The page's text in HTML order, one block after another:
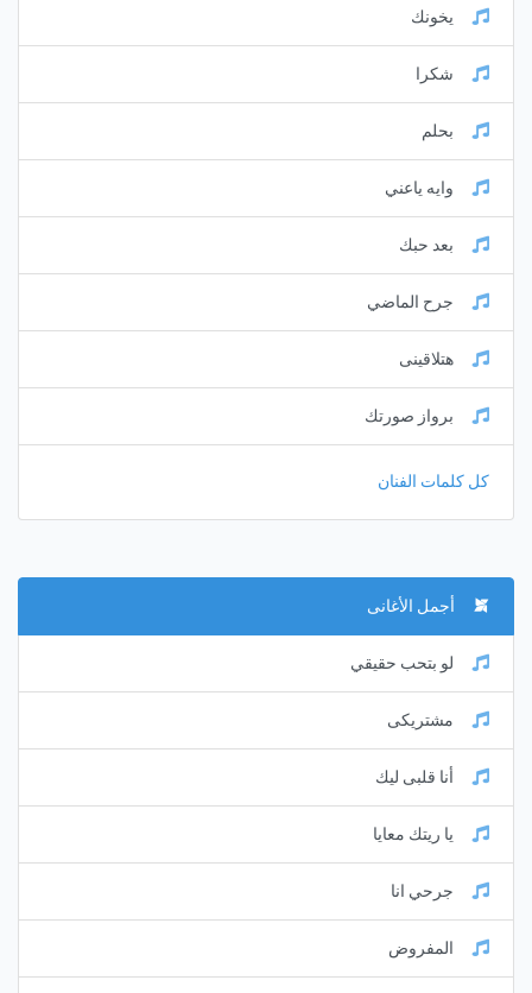
يخونك
شكرا
بحلم
وايه ياعني
بعد حبك
جرح الماضي
هتلاقينى
برواز صورتك
كل كلمات الفنان
أجمل الأغانى
لو بتحب حقيقي
مشتريكى
أنا قلبى ليك
يا ريتك معايا
جرحي انا
المفروض